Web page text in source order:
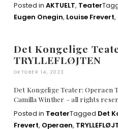
Posted in AKTUELT, Teater
Eugen Onegin, Louise Frevert,
Det Kongelige
TRYLLEFLØJTEN
OKTOBER 14, 2023
Det Kongelige Teater:
Camilla Winther – all rights
Posted in TeaterTagged Det
Frevert, Operaen,